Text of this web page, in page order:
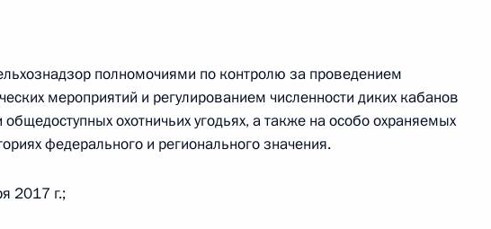
по итогам поездки в Севастополь
19:40
по итогам встречи с представителями общественности
полномочиями по контролю за проведением
мероприятий и регулированием численности диких кабанов
охотничьих угодьях, а также на особо охраняемых
федерального и регионального значения.
2017 г.;